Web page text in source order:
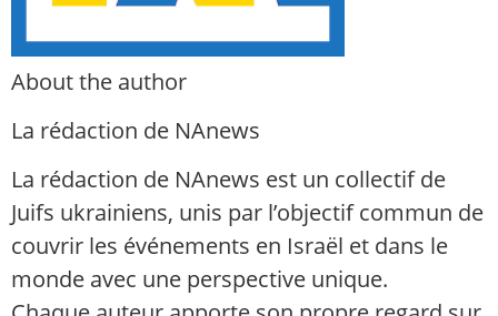
About the author
La rédaction de NAnews
La rédaction de NAnews est un collectif de
Juifs ukrainiens, unis par l’objectif commun de
couvrir les événements en Israël et dans le
monde avec une perspective unique.